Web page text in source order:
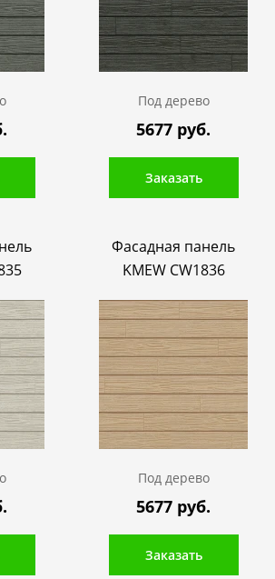
Под дерево
5677 руб.
Заказать
Фасадная панель
KMEW CW1836
Под дерево
5677 руб.
Заказать